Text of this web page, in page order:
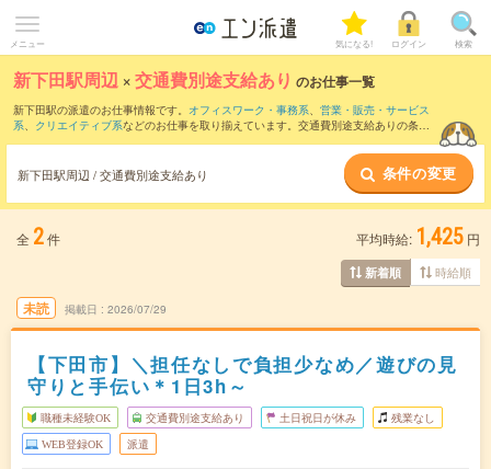
メニュー 気になる! ログイン 検索
新下田駅周辺 ×交通費別途支給あり のお仕事一覧
新下田駅の派遣のお仕事情報です。 オフィスワーク・事務系、 営業・販売・サービス
系、 クリエイティブ系などのお仕事を取り揃えています。交通費別途支給ありの条件
新下田駅周辺 / 交通費別途支給あり 条件の変更
全 2件 平均時給: 1,425 円
新着順 時給順
未読 掲載日 2026/07/29
【下田市】＼担任なしで負担少なめ／遊びの見
守りと手伝い＊1日3h～
職種未経験OK 交通費別途支給あり 土日祝日が休み 残業なし
WEB登録OK 派遣